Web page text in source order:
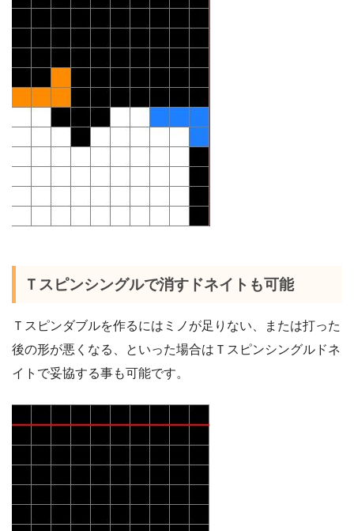
Ｔスピンシングルで消すドネイトも可能
Ｔスピンダブルを作るにはミノが足りない、または打った
後の形が悪くなる、といった場合はＴスピンシングルドネ
イトで妥協する事も可能です。